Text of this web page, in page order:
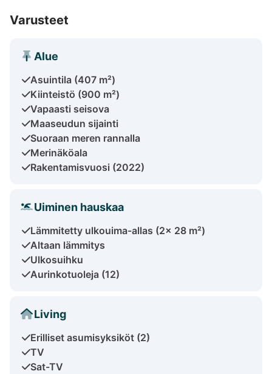
Varusteet
Alue
Asuintila (407 m²)
Kiinteistö (900 m²)
Vapaasti seisova
Maaseudun sijainti
Suoraan meren rannalla
Merinäköala
Rakentamisvuosi (2022)
Uiminen hauskaa
Lämmitetty ulkouima-allas (2x 28 m²)
Altaan lämmitys
Ulkosuihku
Aurinkotuoleja (12)
Living
Erilliset asumisyksiköt (2)
TV
Sat-TV